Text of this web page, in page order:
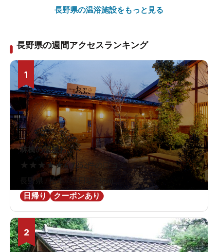
長野県の温浴施設をもっと見る
長野県の週間アクセスランキング
1
林檎の湯屋おぶ～
★ ★ ★★★4.7252件の口コミ
長野県 / 松本 / 平田駅1.9km
日帰り
クーポンあり
2